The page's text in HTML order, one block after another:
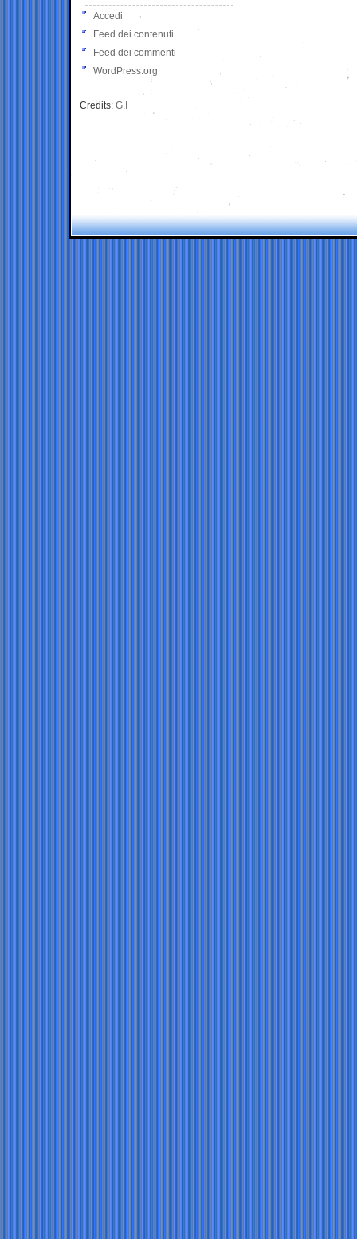
Accedi
Feed dei contenuti
Feed dei commenti
WordPress.org
Credits: G.I